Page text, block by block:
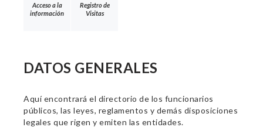
Acceso a la
información
Registro de
Visitas
DATOS GENERALES
Aquí encontrará el directorio de los funcionarios
públicos, las leyes, reglamentos y demás disposiciones
legales que rigen y emiten las entidades.